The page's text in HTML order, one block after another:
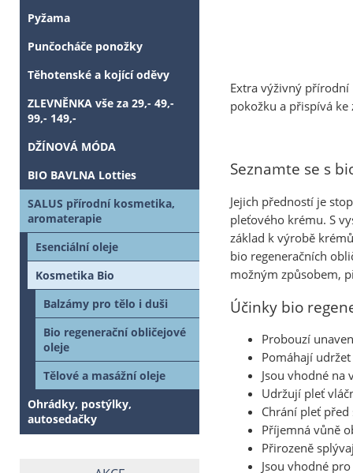
Extra výživný
pokožku a přispívá
Seznamte se s
Jejich předností je
pleťového krému. S
základ k výrobě
bio regeneračních
možným způsobem,
Účinky bio
Probouzí
Pomáhají
Jsou vhodné
Udržují pleť
Chrání pleť
Příjemná vůně
Přirozeně
Jsou vhodné
Pyžama
Punčocháče ponožky
Těhotenské a kojící oděvy
ZLEVNĚNKA vše za 29,- 49,-
99,- 149,-
DŽÍNOVÁ MÓDA
BIO BAVLNA Lotties
SALUS přírodní kosmetika,
aromaterapie
Esenciální oleje
Kosmetika Bio
Balzámy pro tělo i duši
Bio regenerační obličejové
oleje
Tělové a masážní oleje
Ohrádky, postýlky,
autosedačky